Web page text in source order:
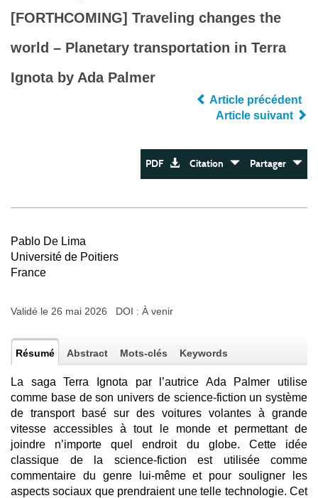
[FORTHCOMING] Traveling changes the
world – Planetary transportation in Terra
Ignota by Ada Palmer
Article précédent
Article suivant
PDF Citation Partager
Pablo De Lima
Université de Poitiers
France
Validé le 26 mai 2026 DOI : À venir
Résumé Abstract Mots-clés Keywords
La saga Terra Ignota par l’autrice Ada Palmer utilise
comme base de son univers de science-fiction un système
de transport basé sur des voitures volantes à grande
vitesse accessibles à tout le monde et permettant de
joindre n’importe quel endroit du globe. Cette idée
classique de la science-fiction est utilisée comme
commentaire du genre lui-même et pour souligner les
aspects sociaux que prendraient une telle technologie. Cet